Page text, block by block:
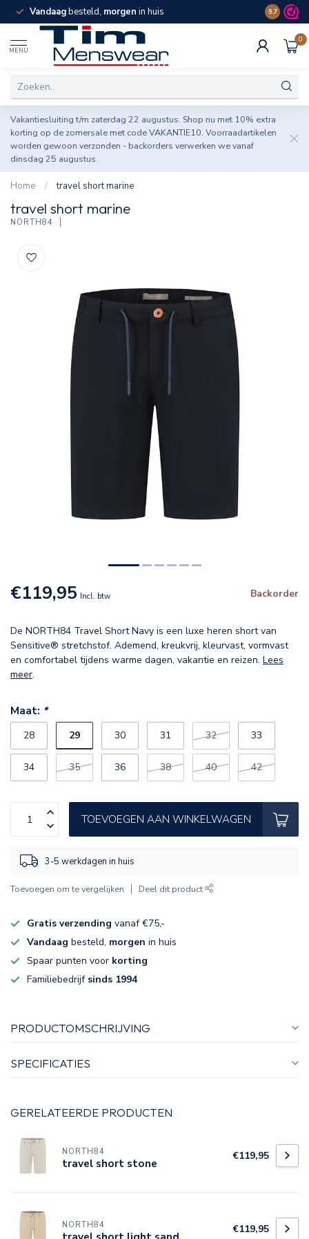
Vandaagbesteld, morgen in huis Spaar
9.7
MENU
0
Vakantiesluiting t/m zaterdag 22 augustus. Shop nu met 10% extra
korting op de zomersale met code VAKANTIE10. Voorraadartikelen
worden gewoon verzonden - backorders verwerken we vanaf
dinsdag 25 augustus.
Home / travel short marine
travel short marine
NORTH84
€119,95 Incl. btw Backorder
De NORTH84 Travel Short Navy is een luxe heren short van
Sensitive® stretchstof. Ademend, kreukvrij, kleurvast, vormvast
en comfortabel tijdens warme dagen, vakantie en reizen. Lees
meer.
Maat: *
28 29 30 31 32 33
34 35 36 38 40 42
TOEVOEGEN AAN WINKELWAGEN
3-5 werkdagen in huis
Toevoegen om te vergelijken Deel dit product
Gratis verzending vanaf €75,-
Vandaag besteld, morgen in huis
Spaar punten voor korting
Familiebedrijf sinds 1994
PRODUCTOMSCHRIJVING
SPECIFICATIES
GERELATEERDE PRODUCTEN
NORTH84
travel short stone €119,95
NORTH84 €119,95